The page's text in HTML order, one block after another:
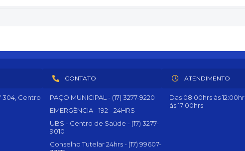
304, Centro
CONTATO
PAÇO MUNICIPAL - (17) 3277-9220
EMERGÊNCIA - 192 - 24HRS
UBS - Centro de Saúde - (17) 3277-
9010
Conselho Tutelar 24hrs - (17) 99607-
ATENDIMENTO
Das 08:00hrs às
às 17:00hrs